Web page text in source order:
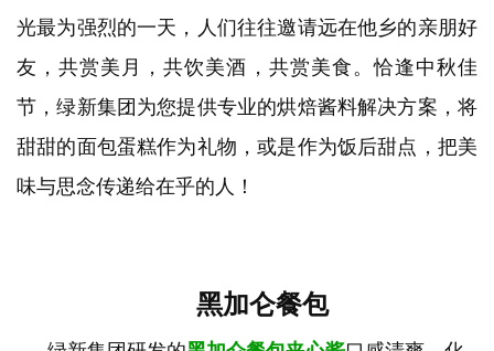
光最为强烈的一天，人们往往邀请远在他乡的亲朋好
友，共赏美月，共饮美酒，共赏美食。恰逢中秋佳
节，绿新集团为您提供专业的烘焙酱料解决方案，将
甜甜的面包蛋糕作为礼物，或是作为饭后甜点，把美
味与思念传递给在乎的人！
黑加仑餐包